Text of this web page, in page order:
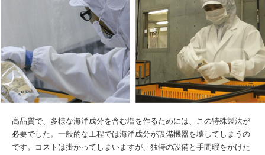
高品質で、多様な海洋成分を含む塩を作るためには、この特殊製法が
必要でした。一般的な工程では海洋成分が設備機器を壊してしまうの
です。コストは掛かってしまいますが、独特の設備と手間暇をかけた